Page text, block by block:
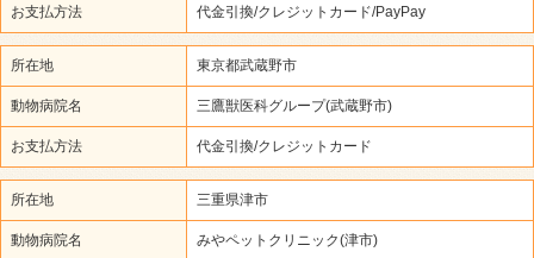
お支払方法 代金引換/クレジットカード/PayPay
所在地 東京都武蔵野市
動物病院名 三鷹獣医科グループ(武蔵野市)
お支払方法 代金引換/クレジットカード
所在地 三重県津市
動物病院名 みやペットクリニック(津市)